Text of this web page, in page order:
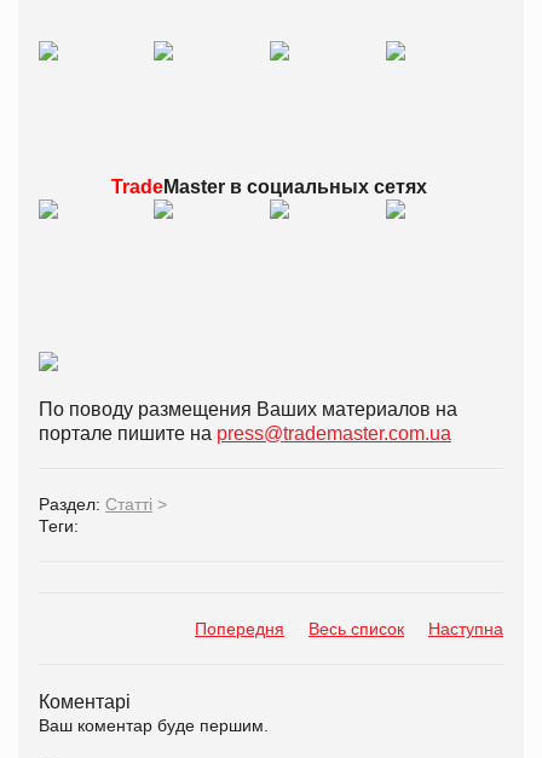
TradeMaster всоциальных сетях
По поводу размещения Ваших материалов на
портале пишите на press@trademaster.com.ua
Раздел: Статті >
Теги:
Попередня Весь список Наступна
Коментарі
Ваш коментар буде першим.